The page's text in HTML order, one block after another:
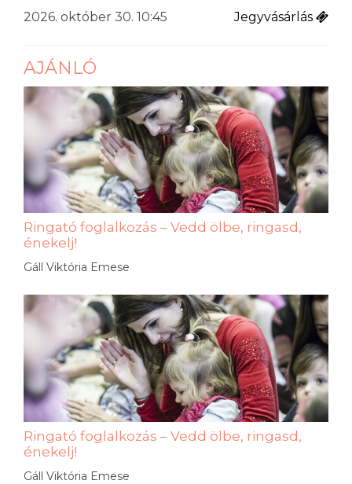
2026. október 30. 10:45 Jegyvásárlás
AJÁNLÓ
Ringató foglalkozás – Vedd ölbe, ringasd,
énekelj!
Gáll Viktória Emese
Ringató foglalkozás – Vedd ölbe, ringasd,
énekelj!
Gáll Viktória Emese